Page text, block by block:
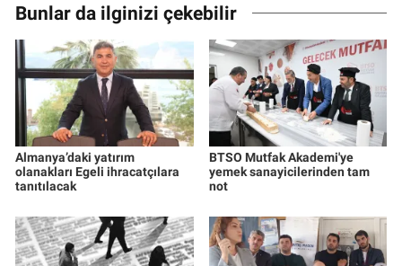
Bunlar da ilginizi çekebilir
Almanya’daki yatırım
olanakları Egeli ihracatçılara
tanıtılacak
BTSO Mutfak Akademi'ye
yemek sanayicilerinden tam
not